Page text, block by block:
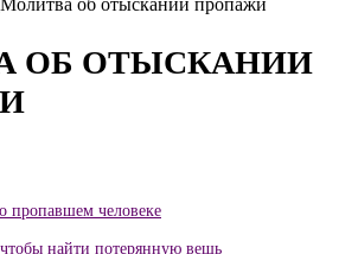
Молитва об отыскании пропажи
ОБ ОТЫСКАНИИ
пропавшем человеке
найти потерянную вещь